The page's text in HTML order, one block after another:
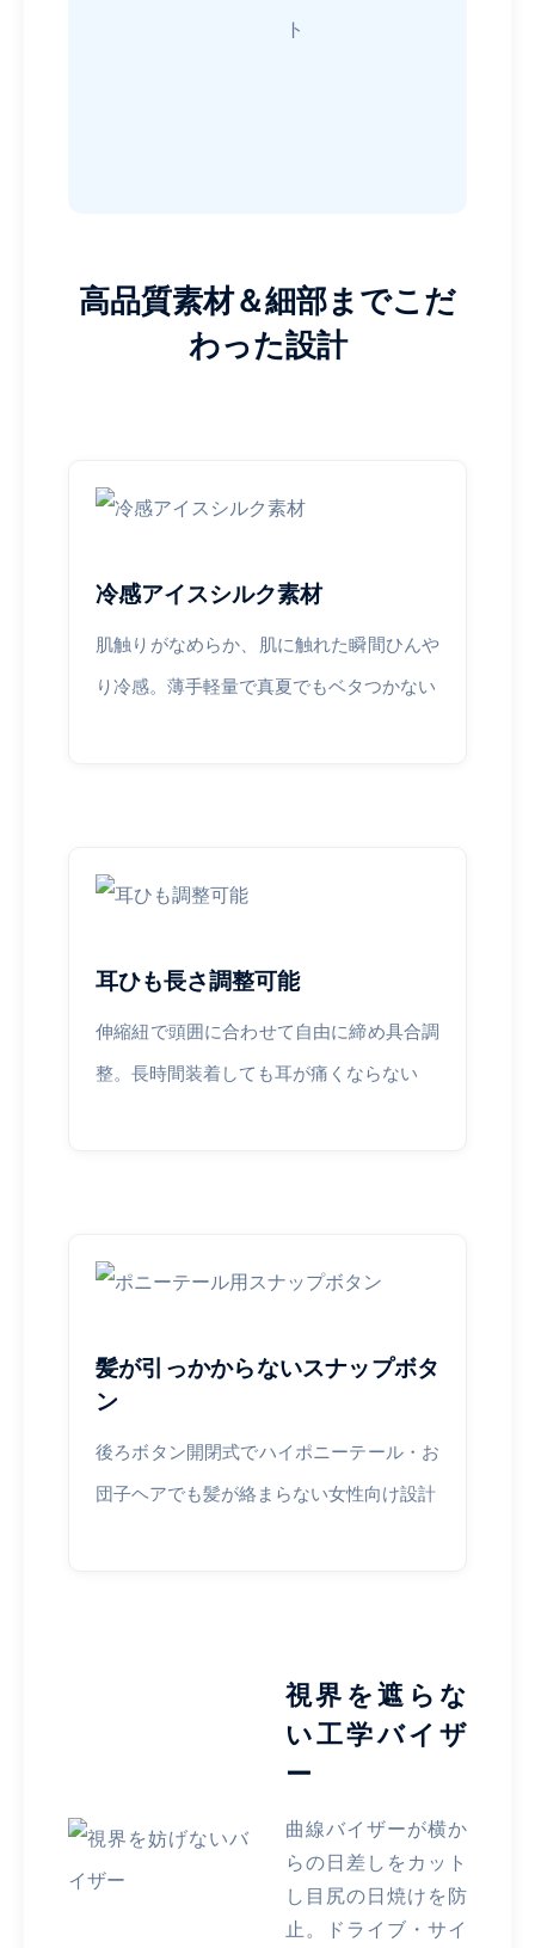
ト
高品質素材＆細部までこだ
わった設計
冷感アイスシルク素材
肌触りがなめらか、肌に触れた瞬間ひんや
り冷感。薄手軽量で真夏でもベタつかない
耳ひも長さ調整可能
伸縮紐で頭囲に合わせて自由に締め具合調
整。長時間装着しても耳が痛くならない
髪が引っかからないスナップボタ
ン
後ろボタン開閉式でハイポニーテール・お
団子ヘアでも髪が絡まらない女性向け設計
視界を遮らな
い工学バイザ
ー
曲線バイザーが横か
らの日差しをカット
し目尻の日焼けを防
止。ドライブ・サイ